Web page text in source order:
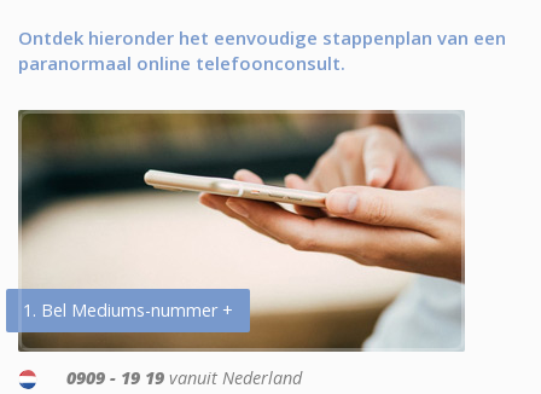
Ontdek hieronder het eenvoudige stappenplan van een
paranormaal online telefoonconsult.
1. Bel Mediums-nummer +
0909 - 19 19 vanuit Nederland